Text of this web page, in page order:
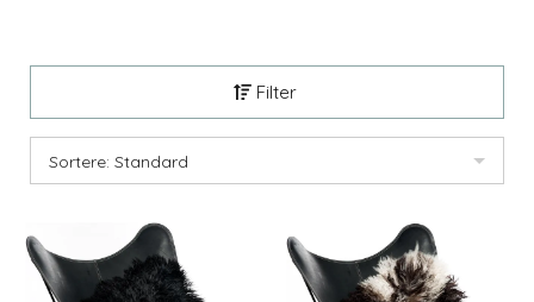
Filter
Sortere: Standard